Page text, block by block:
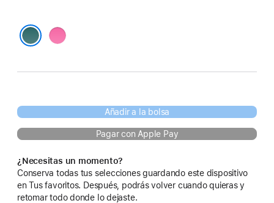
Rosa
Añadir a la bolsa
Pagar con Apple Pay
¿Necesitas un momento?
Conserva todas tus selecciones guardando este dispositivo
en Tus favoritos. Después, podrás volver cuando quieras y
retomar todo donde lo dejaste.